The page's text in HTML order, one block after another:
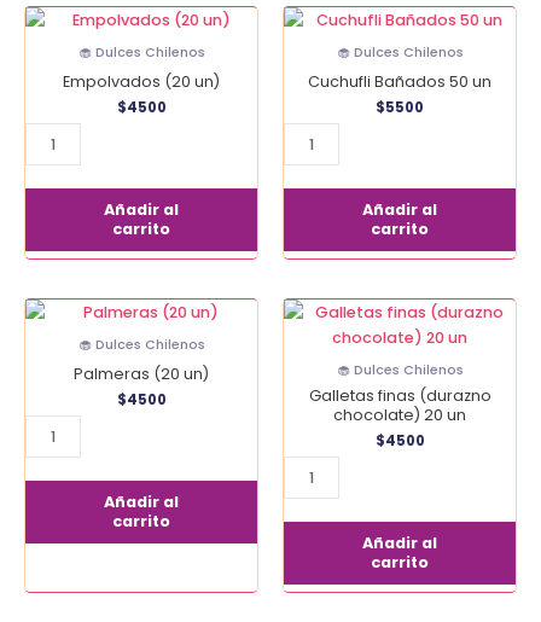
🧁 Dulces Chilenos
Empolvados (20 un)
$4500
Empolvados
cantidad
Añadir al
carrito
🧁 Dulces Chilenos
Cuchufli Bañados 50 un
$5500
Cuchufli
Bañados
cantidad
Añadir al
carrito
🧁 Dulces Chilenos
Palmeras (20 un)
$4500
Palmeras
Añadir al
carrito
🧁 Dulces Chilenos
Galletas finas (durazno
chocolate) 20 un
$4500
Galletas
(durazno
chocolate)
cantidad
Añadir al
carrito